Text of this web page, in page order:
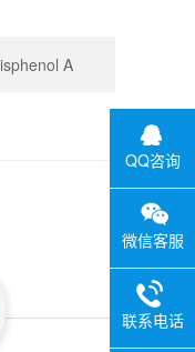
A
QQ咨询
微信客服
联系电话